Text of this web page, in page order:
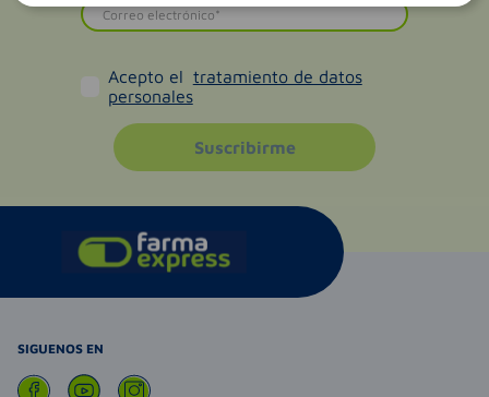
Acepto el tratamiento de datos
personales
Suscribirme
SIGUENOS EN